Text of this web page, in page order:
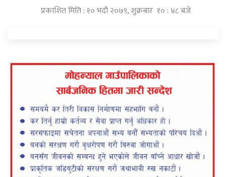
प्रकाशित मिति : १० भदौ २०७९, शुक्रबार १० : ४८ बजे